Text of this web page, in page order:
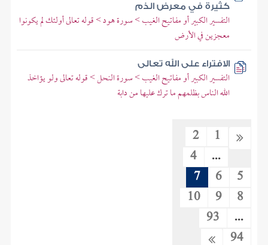
كثيرة في معرض الذم
التفسير الكبير أو مفاتيح الغيب > سورة هود > قوله تعالى أولئك لم يكونوا
معجزين في الأرض
الافتراء على الله تعالى
التفسير الكبير أو مفاتيح الغيب > سورة النحل > قوله تعالى ولو يؤاخذ
الله الناس بظلمهم ما ترك عليها من دابة
1
2
...
4
5
6
7
8
9
10
...
93
94